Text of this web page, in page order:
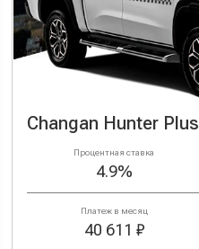
Changan Hunter Plus
Процентная ставка
4.9%
Платеж в месяц
40 611 ₽